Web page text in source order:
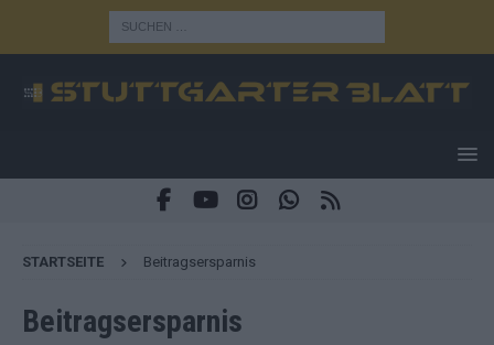
STARTSEITE Beitragsersparnis
Beitragsersparnis